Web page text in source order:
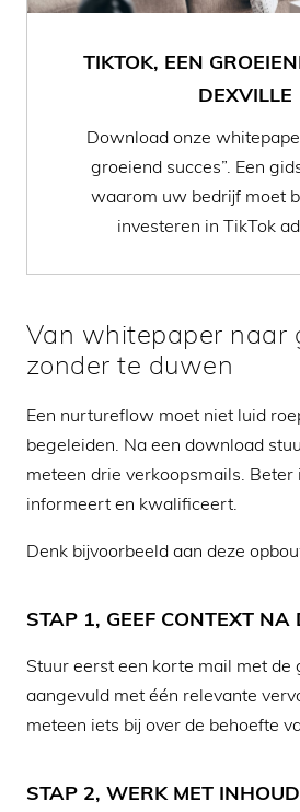
TIKTOK, EEN
DEXVILLE
Download onze
groeiend succes”. Een
waarom uw bedrijf moet
investeren in TikTok
Van whitepaper naar
zonder te duwen
Een nurtureflow moet niet luid
begeleiden. Na een download
meteen drie verkoopsmails. Beter
informeert en kwalificeert.
Denk bijvoorbeeld aan deze
STAP 1, GEEF CONTEXT
Stuur eerst een korte mail met de
aangevuld met één relevante
meteen iets bij over de behoefte
STAP 2, WERK MET